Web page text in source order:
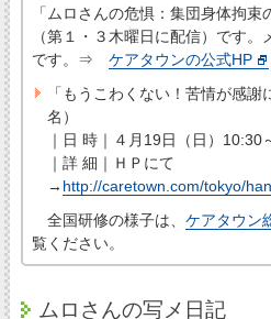
「ムロさんの危惧：集団身体拘束
（第１・３木曜日に配信）です
です。⇒ ケアタウンの公式HP
「もうこわくない！苦情が感
名）
｜日 時｜４月19日（日）10:30
｜詳 細｜ＨＰにて
→ http://caretown.com/tokyo/
全国研修の様子は、 ケアタウン
覧ください。
ムロさんの写メ日記